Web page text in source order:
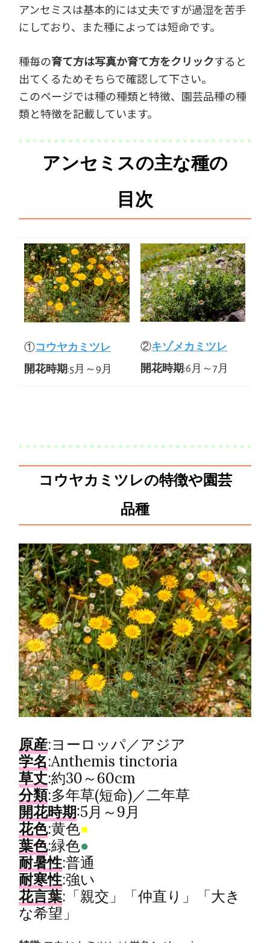
アンセミスは基本的には丈夫ですが過湿を苦手
にしており、また種によっては短命です。
種毎の育て方は写真か育て方をクリックすると
出てくるためそちらで確認して下さい。
このページでは種の種類と特徴、園芸品種の種
類と特徴を記載しています。
アンセミスの主な種の
目次
①コウヤカミツレ
開花時期:5月～9月
②キゾメカミツレ
開花時期:6月～7月
コウヤカミツレの特徴や園芸
品種
原産:ヨーロッパ／アジア
学名:Anthemis tinctoria
草丈:約30～60cm
分類:多年草(短命)／二年草
開花時期:5月～9月
花色:黄色●
葉色:緑色●
耐暑性:普通
耐寒性:強い
花言葉:「親交」「仲直り」「大き
な希望」